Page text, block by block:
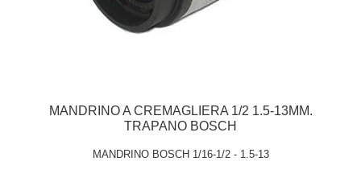
MANDRINO A CREMAGLIERA 1/2 1.5-13MM.
TRAPANO BOSCH
MANDRINO BOSCH 1/16-1/2 - 1.5-13